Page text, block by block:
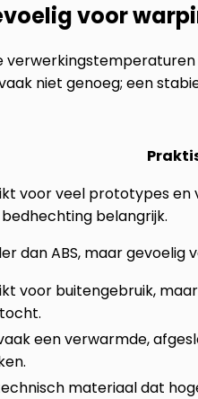
voor
niet genoeg; een
voor veel prototypes en
belangrijk.
dan ABS, maar
voor buitengebruik,
een verwarmde,
materiaal dat